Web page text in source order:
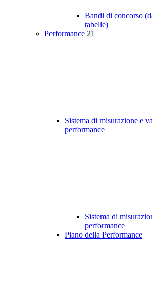
Bandi di concorso
tabelle)
Performance 21
Sistema di misurazione e
performance
Sistema di
performance
Piano della Performance